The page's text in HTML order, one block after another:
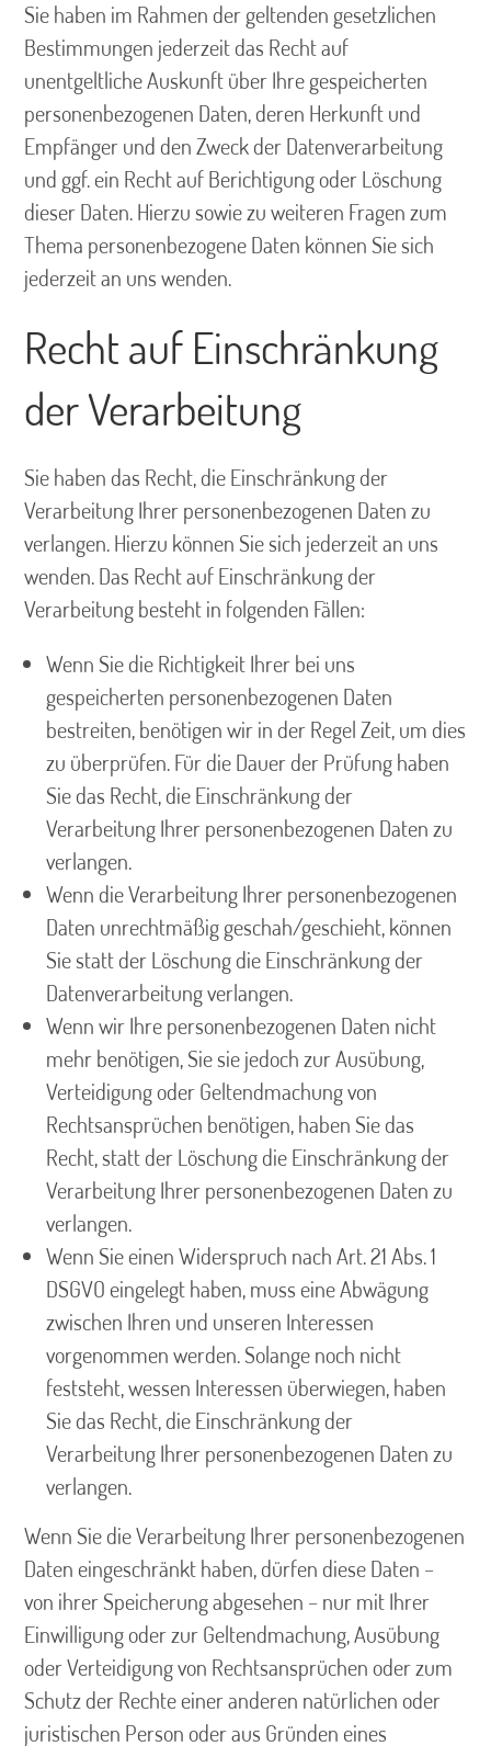
Sie haben im Rahmen der geltenden gesetzlichen
Bestimmungen jederzeit das Recht auf
unentgeltliche Auskunft über Ihre gespeicherten
personenbezogenen Daten, deren Herkunft und
Empfänger und den Zweck der Datenverarbeitung
und ggf. ein Recht auf Berichtigung oder Löschung
dieser Daten. Hierzu sowie zu weiteren Fragen zum
Thema personenbezogene Daten können Sie sich
jederzeit an uns wenden.
Recht auf Einschränkung
der Verarbeitung
Sie haben das Recht, die Einschränkung der
Verarbeitung Ihrer personenbezogenen Daten zu
verlangen. Hierzu können Sie sich jederzeit an uns
wenden. Das Recht auf Einschränkung der
Verarbeitung besteht in folgenden Fällen:
Wenn Sie die Richtigkeit Ihrer bei uns
gespeicherten personenbezogenen Daten
bestreiten, benötigen wir in der Regel Zeit, um dies
zu überprüfen. Für die Dauer der Prüfung haben
Sie das Recht, die Einschränkung der
Verarbeitung Ihrer personenbezogenen Daten zu
verlangen.
Wenn die Verarbeitung Ihrer personenbezogenen
Daten unrechtmäßig geschah/geschieht, können
Sie statt der Löschung die Einschränkung der
Datenverarbeitung verlangen.
Wenn wir Ihre personenbezogenen Daten nicht
mehr benötigen, Sie sie jedoch zur Ausübung,
Verteidigung oder Geltendmachung von
Rechtsansprüchen benötigen, haben Sie das
Recht, statt der Löschung die Einschränkung der
Verarbeitung Ihrer personenbezogenen Daten zu
verlangen.
Wenn Sie einen Widerspruch nach Art. 21 Abs. 1
DSGVO eingelegt haben, muss eine Abwägung
zwischen Ihren und unseren Interessen
vorgenommen werden. Solange noch nicht
feststeht, wessen Interessen überwiegen, haben
Sie das Recht, die Einschränkung der
Verarbeitung Ihrer personenbezogenen Daten zu
verlangen.
Wenn Sie die Verarbeitung Ihrer personenbezogenen
Daten eingeschränkt haben, dürfen diese Daten –
von ihrer Speicherung abgesehen – nur mit Ihrer
Einwilligung oder zur Geltendmachung, Ausübung
oder Verteidigung von Rechtsansprüchen oder zum
Schutz der Rechte einer anderen natürlichen oder
juristischen Person oder aus Gründen eines